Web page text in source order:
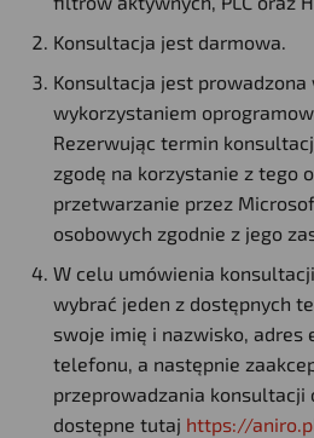
Konsultacja jest darmowa.
Konsultacja jest prowadzona
wykorzystaniem
Rezerwując termin
zgodę na korzystanie z tego
przetwarzanie przez
osobowych zgodnie z jego
W celu umówienia
wybrać jeden z dostępnych
swoje imię i nazwisko, adres
telefonu, a następnie
przeprowadzania konsultacji
dostępne tutaj https://